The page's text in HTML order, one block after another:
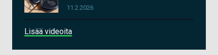
11.2.2026
Lisää videoita